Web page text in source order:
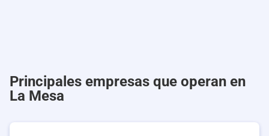
Principales empresas que operan en
La Mesa